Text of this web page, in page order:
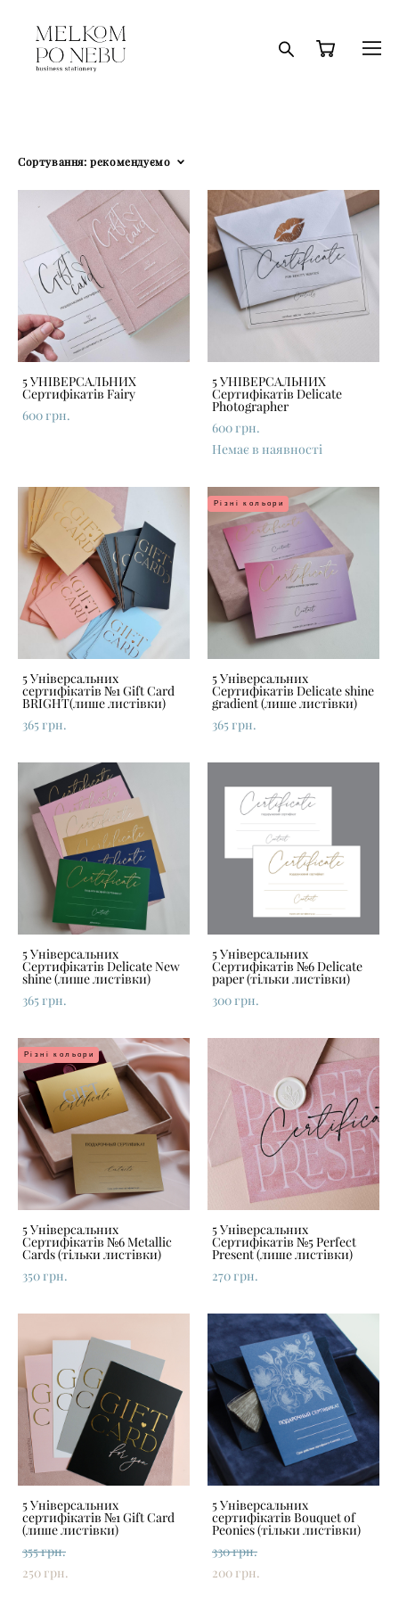
Сортування: рекомендуємо
5 УНІВЕРСАЛЬНИХ
Сертифікатів Fairy
600 грн.
5 УНІВЕРСАЛЬНИХ
Сертифікатів Delicate
Photographer
600 грн.
Немає в наявності
5 Універсальних
сертифікатів №1 Gift Card
BRIGHT(лише листівки)
365 грн.
Різні кольори
5 Універсальних
Сертифікатів Delicate shine
gradient (лише листівки)
365 грн.
5 Універсальних
Сертифікатів Delicate New
shine (лише листівки)
365 грн.
5 Універсальних
Сертифікатів №6 Delicate
paper (тільки листівки)
300 грн.
Різні кольори
5 Універсальних
Сертифікатів №6 Metallic
Cards (тільки листівки)
350 грн.
5 Універсальних
Сертифікатів №5 Perfect
Present (лише листівки)
270 грн.
5 Універсальних
сертифікатів №1 Gift Card
(лише листівки)
355 грн.
250 грн.
5 Універсальних
сертифікатів Bouquet of
Peonies (тільки листівки)
330 грн.
200 грн.